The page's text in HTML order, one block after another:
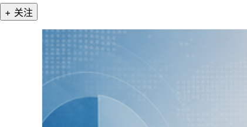
+ 关注